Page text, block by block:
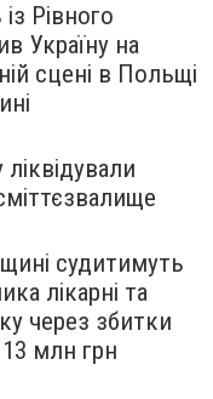
Рівного
Україну на
сцені в Польщі
судитимуть
лікарні та
через збитки
млн грн